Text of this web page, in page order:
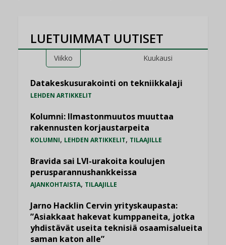
LUETUIMMAT UUTISET
Viikko Kuukausi
Datakeskusurakointi on tekniikkalaji
LEHDEN ARTIKKELIT
Kolumni: Ilmastonmuutos muuttaa
rakennusten korjaustarpeita
KOLUMNI, LEHDEN ARTIKKELIT, TILAAJILLE
Bravida sai LVI-urakoita koulujen
perusparannushankkeissa
AJANKOHTAISTA, TILAAJILLE
Jarno Hacklin Cervin yrityskaupasta:
”Asiakkaat hakevat kumppaneita, jotka
yhdistävät useita teknisiä osaamisalueita
saman katon alle”